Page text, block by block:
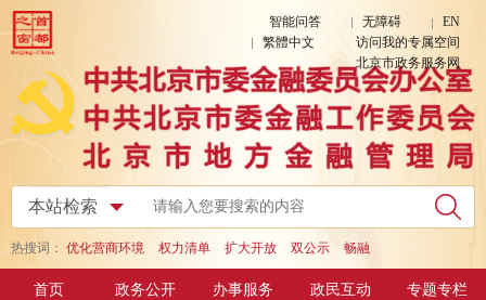
智能问答 无障碍
EN
繁體中文
访问我的专属空间
北京市政务服务网
热搜词： 优化营商环境 权力清单 扩大开放 双公示 畅融
首页 政务公开 办事服务 政民互动 专题专栏